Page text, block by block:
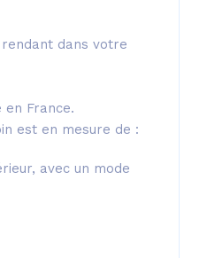
dans votre
France.
est en mesure de :
avec un mode